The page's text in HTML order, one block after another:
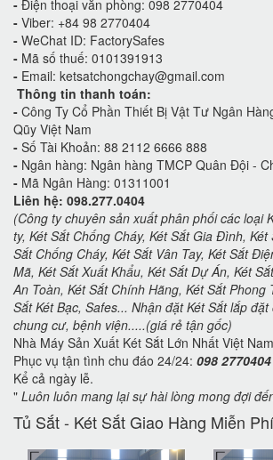
- Điện thoại văn phòng: 098 2770404
- Viber: +84 98 2770404
- WeChat ID: FactorySafes
- Mã số thuế: 0101391913
- Email: ketsatchongchay@gmail.com
Thông tin thanh toán:
- Công Ty Cổ Phần Thiết Bị Vật Tư Ngân
Qũy Việt Nam
- Số Tài Khoản: 88 2112 6666 888
- Ngân hàng: Ngân hàng TMCP Quân Đội -
- Mã Ngân Hàng: 01311001
Liên hệ: 098.277.0404
(Công ty chuyên sản xuất phân phối các loại
ty, Két Sắt Chống Cháy, Két Sắt Gia Đình, Két
Sắt Chống Cháy, Két Sắt Vân Tay, Két Sắt
Mã, Két Sắt Xuất Khẩu, Két Sắt Dự Án, Két
An Toàn, Két Sắt Chính Hãng, Két Sắt Phong
Sắt Két Bạc, Safes... Nhận đặt Két Sắt lắp
chung cư, bệnh viện.....(giá rẻ tận gốc)
Nhà Máy Sản Xuất Két Sắt Lớn Nhất Việt
Phục vụ tận tình chu đáo 24/24: 098 2770404
Kể cả ngày lễ.
" Luôn luôn mang lại sự hài lòng mong đợi
Tủ Sắt - Két Sắt Giao Hàng Miễn